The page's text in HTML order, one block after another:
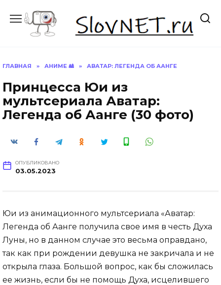
содержанию
ГЛАВНАЯ » АНИМЕ 🎎 » АВАТАР: ЛЕГЕНДА ОБ ААНГЕ
Принцесса Юи из
мультсериала Аватар:
Легенда об Аанге (30 фото)
ОПУБЛИКОВАНО
03.05.2023
Юи из анимационного мультсериала «Аватар:
Легенда об Аанге получила свое имя в честь Духа
Луны, но в данном случае это весьма оправдано,
так как при рождении девушка не закричала и не
открыла глаза. Большой вопрос, как бы сложилась
ее жизнь, если бы не помощь Духа, исцелившего